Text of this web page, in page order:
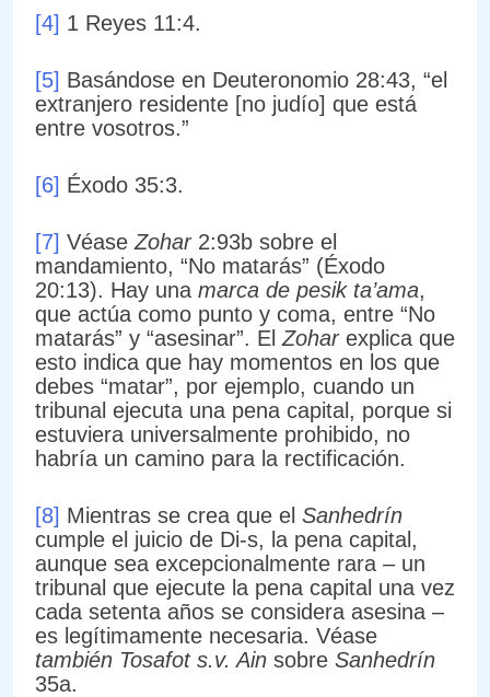
[4] 1 Reyes 11:4.
[5] Basándose en Deuteronomio 28:43, “el
extranjero residente [no judío] que está
entre vosotros.”
[6] Éxodo 35:3.
[7] Véase Zohar2:93b sobre el
mandamiento, “No matarás” (Éxodo
20:13). Hay una marca de pesik ta’ama,
que actúa como punto y coma, entre “No
matarás” y “asesinar”. El Zoharexplica que
esto indica que hay momentos en los que
debes “matar”, por ejemplo, cuando un
tribunal ejecuta una pena capital, porque si
estuviera universalmente prohibido, no
habría un camino para la rectificación.
[8] Mientras se crea que el Sanhedrín
cumple el juicio de Di-s, la pena capital,
aunque sea excepcionalmente rara – un
tribunal que ejecute la pena capital una vez
cada setenta años se considera asesina –
es legítimamente necesaria. Véase
también Tosafot s.v. Ain sobre Sanhedrín
35a.